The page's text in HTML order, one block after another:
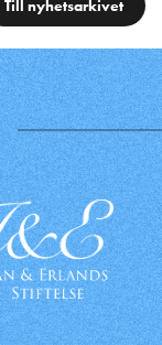
Till nyhetsarkivet